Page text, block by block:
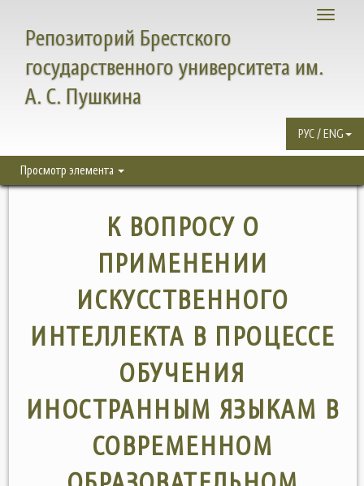
Toggle
Репозиторий Брестского
государственного университета им.
А. С. Пушкина
РУС / ENG
Просмотр элемента
К ВОПРОСУ О
ПРИМЕНЕНИИ
ИСКУССТВЕННОГО
ИНТЕЛЛЕКТА В ПРОЦЕССЕ
ОБУЧЕНИЯ
ИНОСТРАННЫМ ЯЗЫКАМ В
СОВРЕМЕННОМ